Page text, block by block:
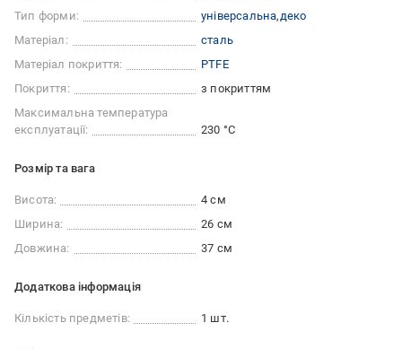
Тип форми:
універсальна деко
Матеріал:
сталь
Матеріал покриття:
PTFE
Покриття:
з покриттям
Максимальна температура
експлуатації:
230 °С
Розмір та вага
Висота:
4 см
Ширина:
26 см
Довжина:
37 см
Додаткова інформація
Кількість предметів: 1 шт.